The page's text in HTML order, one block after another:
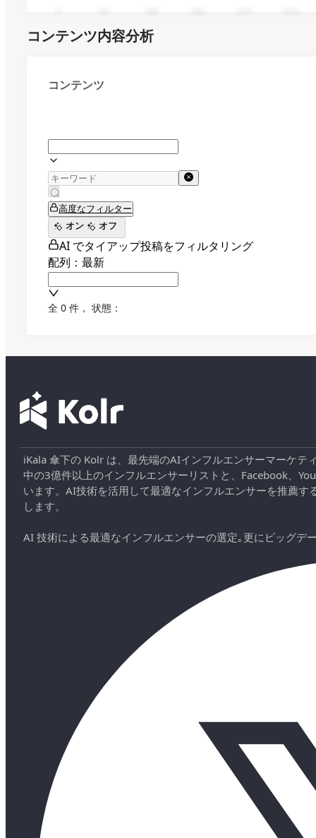
コンテンツ内容分析
コンテンツ
高度なフィルター
オン
オフ
AI でタイアップ投稿をフィルタリング
配列：最新
全 0 件 ， 状態：
iKala 傘下の Kolr は、最先端のAIインフルエンサーマーケ
中の3億件以上のインフルエンサーリストと、Facebook、
います。AI技術を活用して最適なインフルエンサーを推薦
します。
AI 技術による最適なインフルエンサーの選定｡更にビッグデ